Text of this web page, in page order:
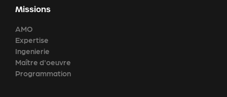
Missions
AMO
Expertise
Ingenierie
Maître d'oeuvre
Programmation